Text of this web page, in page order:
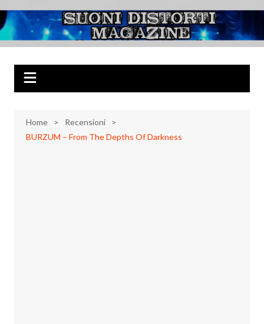
al
contenuto
Suoni Distorti
Magazine
Musica Rock, Metal, Punk e varie sonorità alternative
Home
Recensioni
BURZUM – From The Depths Of Darkness